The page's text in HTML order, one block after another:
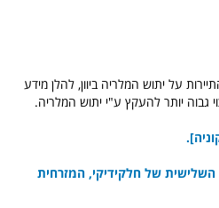
על יתוש המלריה ביוון, להלן מידע
גבוה יותר להעקץ ע"י יתוש המלריה.
השלישית של חלקידיקי, המזרחית